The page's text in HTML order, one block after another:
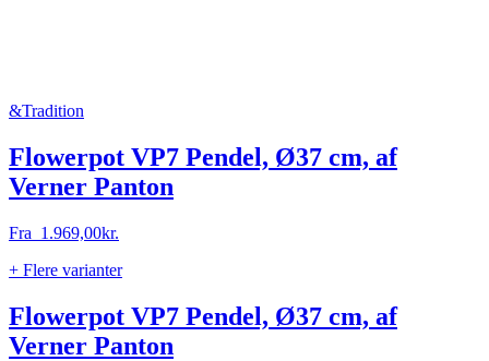
&Tradition
Flowerpot VP7 Pendel, Ø37 cm, af
Verner Panton
Fra 1.969,00kr.
+ Flere varianter
Flowerpot VP7 Pendel, Ø37 cm, af
Verner Panton